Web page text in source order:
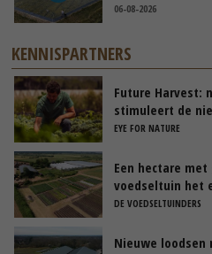
06-08-2026
KENNISPARTNERS
Future Harvest:
stimuleert de
Nederland
EYE FOR NATURE
Een hectare
voedseltuin het
DE VOEDSELTUINDERS
Nieuwe loodsen